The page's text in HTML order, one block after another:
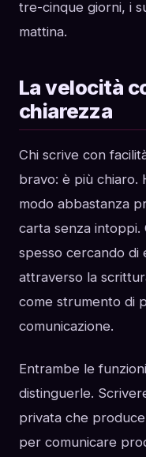
tre-cinque giorni, i
mattina.
La velocità
chiarezza
Chi scrive con
bravo: è più chiaro.
modo abbastanza
carta senza intoppi.
spesso cercando di
attraverso la
come strumento di
comunicazione.
Entrambe le
distinguerle.
privata che
per comunicare